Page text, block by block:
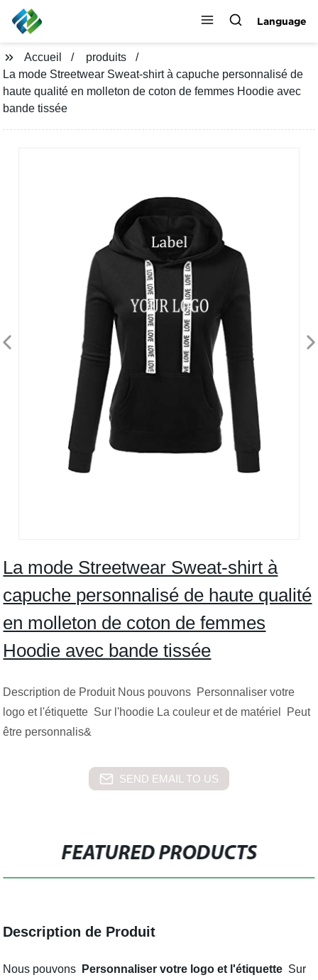
Language
Accueil
produits
La mode Streetwear Sweat-shirt à capuche personnalisé de
haute qualité en molleton de coton de femmes Hoodie avec
bande tissée
La mode Streetwear Sweat-shirt à
capuche personnalisé de haute qualité
en molleton de coton de femmes
Hoodie avec bande tissée
Description de Produit Nous pouvons Personnaliser votre
logo et l'étiquette Sur l'hoodie La couleur et de matériel Peut
être personnalis&
SEND EMAIL TO US
FEATURED PRODUCTS
Description de Produit
Nous pouvons Personnaliser votre logo et l'étiquette Sur